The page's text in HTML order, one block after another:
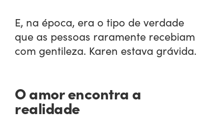
E, na época, era o tipo de verdade
que as pessoas raramente recebiam
com gentileza. Karen estava grávida.
O amor encontra a
realidade